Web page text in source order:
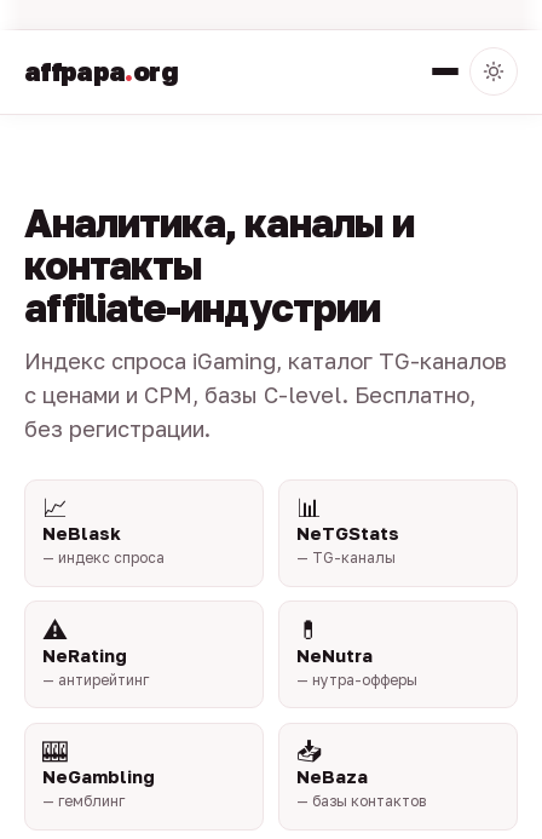
affpapa.org
Аналитика, каналы и
контакты
affiliate-индустрии
Индекс спроса iGaming, каталог TG-каналов
с ценами и CPM, базы C-level. Бесплатно,
без регистрации.
📈
NeBlask
— индекс спроса
📊
NeTGStats
— TG-каналы
⚠️
NeRating
— антирейтинг
💊
NeNutra
— нутра-офферы
🎰
NeGambling
— гемблинг
📥
NeBaza
— базы контактов